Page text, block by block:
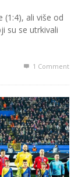
(1:4), ali više od
su se utrkivali
1 Comment